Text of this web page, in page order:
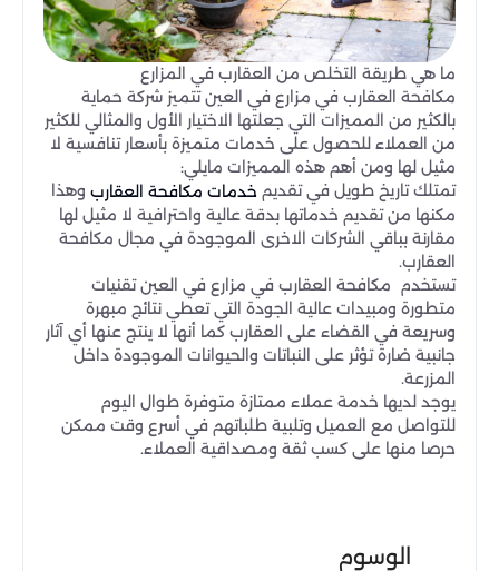
ما هي طريقة التخلص من العقارب في المزارع
مكافحة العقارب في مزارع في العين تتميز شركة حماية
بالكثير من المميزات التي جعلتها الاختيار الأول والمثالي للكثير
من العملاء للحصول على خدمات متميزة بأسعار تنافسية لا
مثيل لها ومن أهم هذه المميزات مايلي:
تمتلك تاريخ طويل في تقديم خدمات مكافحة العقارب وهذا
مكنها من تقديم خدماتها بدقة عالية واحترافية لا مثيل لها
مقارنة بباقي الشركات الاخرى الموجودة في مجال مكافحة
العقارب.
تستخدم مكافحة العقارب في مزارع في العين تقنيات
متطورة ومبيدات عالية الجودة التي تعطي نتائج مبهرة
وسريعة في القضاء على العقارب كما أنها لا ينتج عنها أي آثار
جانبية ضارة تؤثر على النباتات والحيوانات الموجودة داخل
المزرعة.
يوجد لديها خدمة عملاء ممتازة متوفرة طوال اليوم
للتواصل مع العميل وتلبية طلباتهم في أسرع وقت ممكن
حرصا منها على كسب ثقة ومصداقية العملاء.
الوسوم